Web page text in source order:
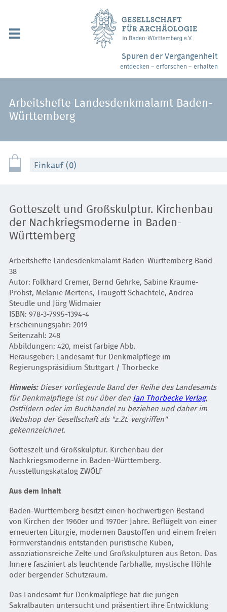
Über uns / Mitgliedschaft
Partner / Links
Archäologiemuseen
Spuren der Vergangenheit
entdecken – erforschen – erhalten
Arbeitshefte Landesdenkmalamt Baden-
Württemberg
Einkauf (0)
Gotteszelt und Großskulptur. Kirchenbau
der Nachkriegsmoderne in Baden-
Württemberg
Arbeitshefte Landesdenkmalamt Baden-Württemberg Band
38
Autor: Folkhard Cremer, Bernd Gehrke, Sabine Kraume-
Probst, Melanie Mertens, Traugott Schächtele, Andrea
Steudle und Jörg Widmaier
ISBN: 978-3-7995-1394-4
Erscheinungsjahr: 2019
Seitenzahl: 248
Abbildungen: 420, meist farbige Abb.
Herausgeber: Landesamt für Denkmalpflege im
Regierungspräsidium Stuttgart / Thorbecke
Hinweis: Dieser vorliegende Band der Reihe des Landesamts
für Denkmalpflege ist nur über den Jan Thorbecke Verlag,
Ostfildern oder im Buchhandel zu beziehen und daher im
Webshop der Gesellschaft als "z.Zt. vergriffen"
gekennzeichnet.
Gotteszelt und Großskulptur. Kirchenbau der
Nachkriegsmoderne in Baden-Württemberg.
Ausstellungskatalog ZWÖLF
Aus dem Inhalt
Baden-Württemberg besitzt einen hochwertigen Bestand
von Kirchen der 1960er und 1970er Jahre. Beflügelt von einer
erneuerten Liturgie, modernen Baustoffen und einem freien
Formverständnis entstanden puristische Kuben,
assoziationsreiche Zelte und Großskulpturen aus Beton. Das
Innere fasziniert als leuchtende Farbhalle, mystische Höhle
oder bergender Schutzraum.
Das Landesamt für Denkmalpflege hat die jungen
Sakralbauten untersucht und präsentiert ihre Entwicklung